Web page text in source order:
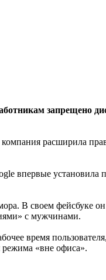
запрещено
расширила
впервые
В своем фейсбуке
с мужчинами.
время
режима «вне офиса».